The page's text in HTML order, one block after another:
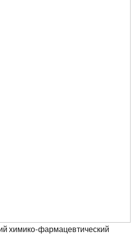
химико-фармацевтический